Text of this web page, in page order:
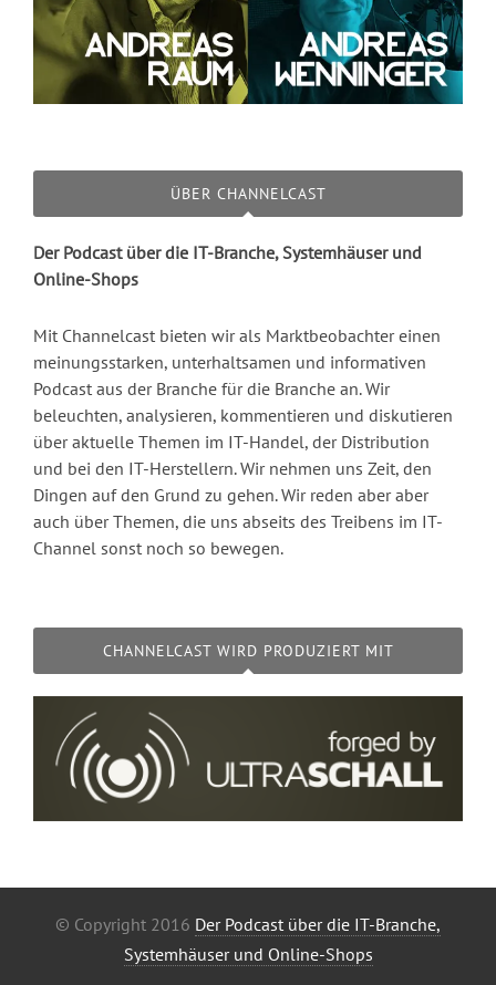
ÜBER CHANNELCAST
Der Podcast über die IT-Branche, Systemhäuser und
Online-Shops
Mit Channelcast bieten wir als Marktbeobachter einen
meinungsstarken, unterhaltsamen und informativen
Podcast aus der Branche für die Branche an. Wir
beleuchten, analysieren, kommentieren und diskutieren
über aktuelle Themen im IT-Handel, der Distribution
und bei den IT-Herstellern. Wir nehmen uns Zeit, den
Dingen auf den Grund zu gehen. Wir reden aber aber
auch über Themen, die uns abseits des Treibens im IT-
Channel sonst noch so bewegen.
CHANNELCAST WIRD PRODUZIERT MIT
© Copyright 2016 Der Podcast über die IT-Branche,
Systemhäuser und Online-Shops